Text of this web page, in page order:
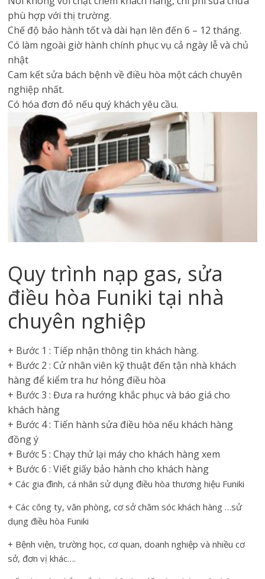
phù hợp với thị trường.
Chế độ bảo hành tốt và dài hạn lên đến 6 – 12 tháng.
Có làm ngoài giờ hành chính phục vụ cả ngày lễ và chủ
nhật
Cam kết sửa bách bệnh về điều hòa một cách chuyên
nghiệp nhất.
Có hóa đơn đỏ nếu quý khách yêu cầu.
Quy trình nạp gas, sửa
điều hòa Funiki tại nhà
chuyên nghiệp
+ Bước 1 : Tiếp nhận thông tin khách hàng.
+ Bước 2 : Cử nhân viên kỹ thuật đến tận nhà khách
hàng để kiểm tra hư hỏng điều hòa
+ Bước 3 : Đưa ra hướng khắc phục và báo giá cho
khách hàng
+ Bước 4 : Tiến hành sửa điều hòa nếu khách hàng
đồng ý
+ Bước 5 : Chạy thử lại máy cho khách hàng xem
+ Bước 6 : Viết giấy bảo hành cho khách hàng
+ Các gia đình, cá nhân sử dụng điều hòa thương hiệu Funiki
+ Các công ty, văn phòng, cơ sở chăm sóc khách hàng …sử
dụng điều hòa Funiki
+ Bệnh viện, trường học, cơ quan, doanh nghiệp và nhiều cơ
sở, đơn vị khác….